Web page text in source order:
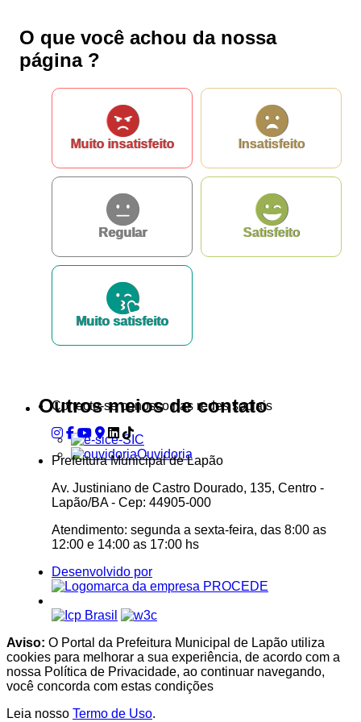
...Ou se preferir
Ligue para nós
Ou seja atendido presencialmente
Segunda a sexta-feira, das 8:00 as 12:00 e
14:00 as 17:00 hs
AVENIDA JUSTINIANO DE CASTRO
DOURADO, 135, Centro, Lapão, BA,
Outros meios de contato
e-SIC
Ouvidoria
O que você achou da nossa
página ?
Muito insatisfeito Insatisfeito
Regular Satisfeito
Muito satisfeito
Conecte-se conosco nas redes sociais
Prefeitura Municipal de Lapão
Av. Justiniano de Castro Dourado, 135, Centro -
Lapão/BA - Cep: 44905-000
Atendimento: segunda a sexta-feira, das 8:00 as
12:00 e 14:00 as 17:00 hs
Desenvolvido por
Aviso: O Portal da Prefeitura Municipal de Lapão utiliza
cookies para melhorar a sua experiência, de acordo com a
nossa Política de Privacidade, ao continuar navegando,
você concorda com estas condições
Leia nosso Termo de Uso.